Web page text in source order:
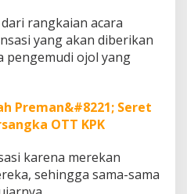
rangkaian acara
yang akan diberikan
pengemudi ojol yang
Preman&#8221; Seret
OTT KPK
karena merekan
sehingga sama-sama